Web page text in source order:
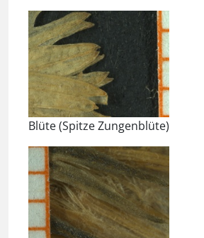
Blüte (Spitze Zungenblüte)